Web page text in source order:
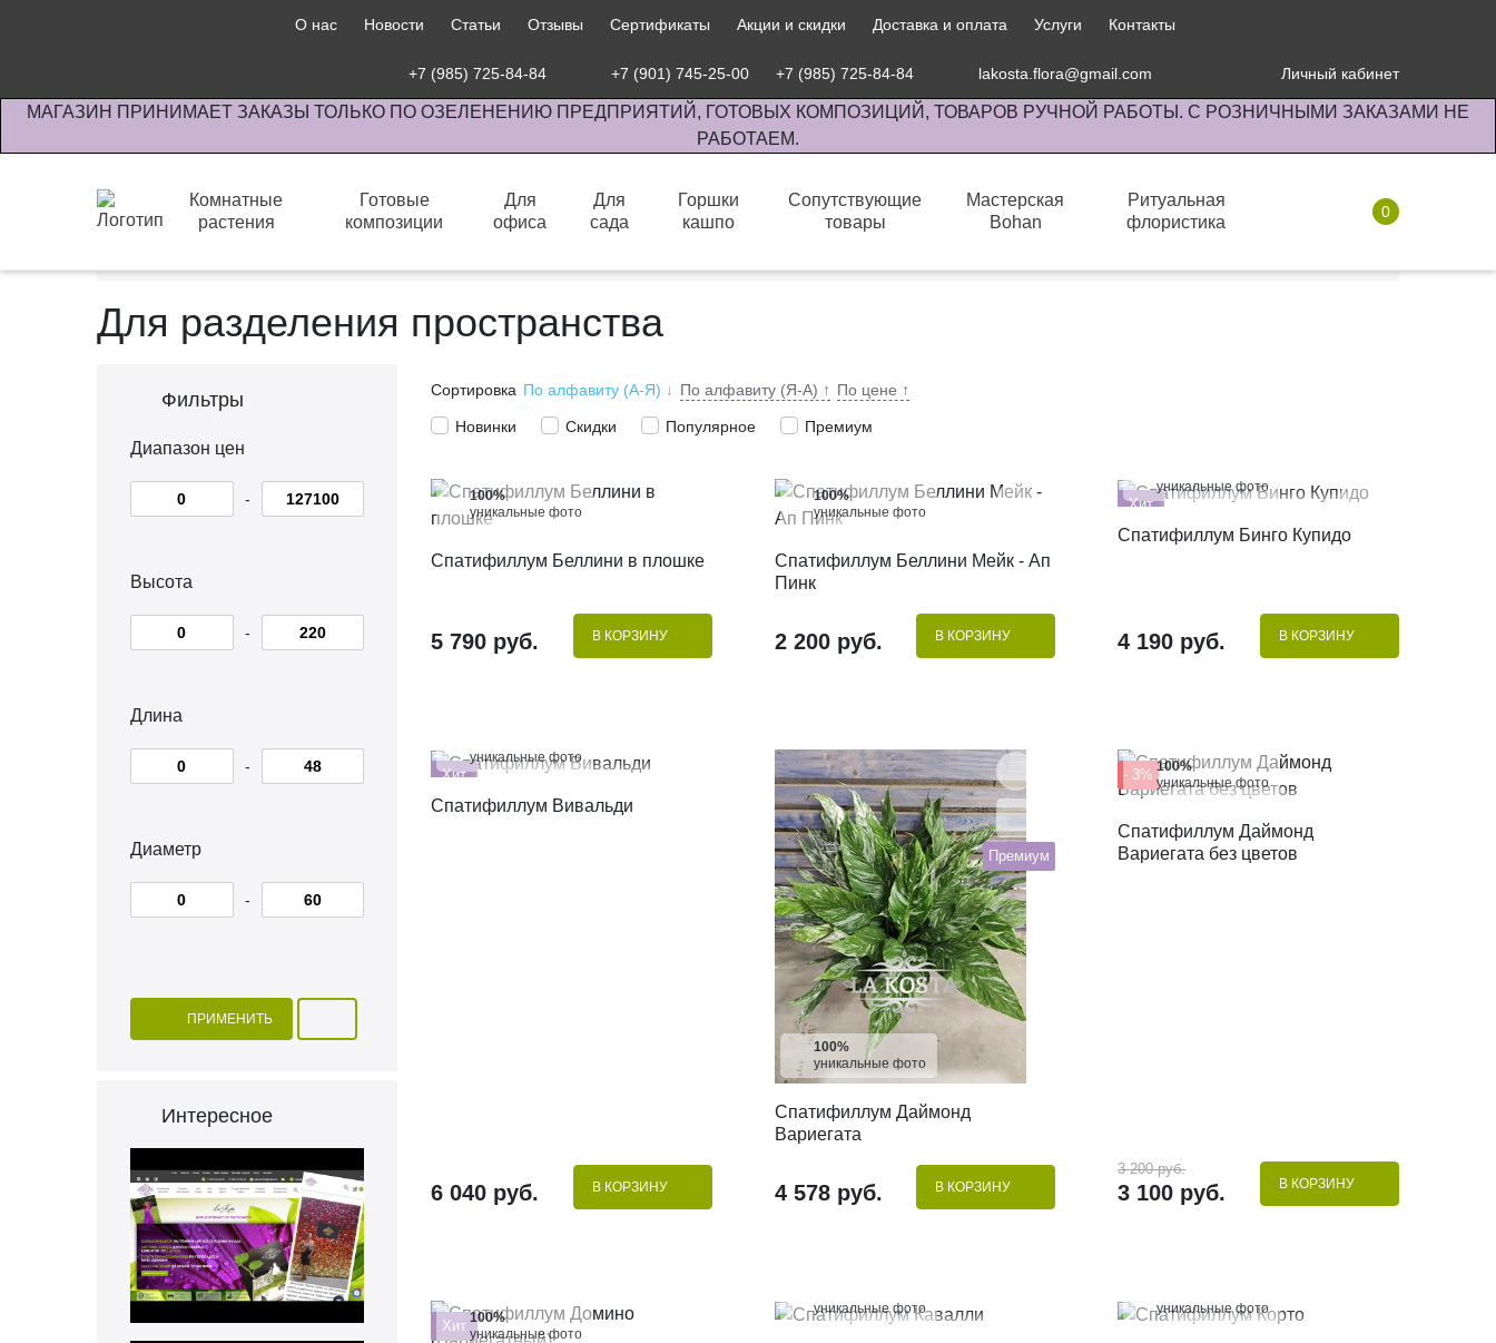
О нас Новости Статьи Отзывы Сертификаты Акции и скидки Доставка и оплата Услуги Контакты
+7 (985) 725-84-84 +7 (901) 745-25-00 +7 (985) 725-84-84 lakosta.flora@gmail.com Личный кабинет
МАГАЗИН ПРИНИМАЕТ ЗАКАЗЫ ТОЛЬКО ПО ОЗЕЛЕНЕНИЮ ПРЕДПРИЯТИЙ, ГОТОВЫХ КОМПОЗИЦИЙ, ТОВАРОВ РУЧНОЙ РАБОТЫ. С РОЗНИЧНЫМИ ЗАКАЗАМИ НЕ
РАБОТАЕМ.
Комнатные
растения
Готовые
композиции
Для
офиса
Для
сада
Горшки
кашпо
Сопутствующие
товары
Мастерская
Bohan
Ритуальная
флористика
0
Для разделения пространства
Фильтры
Диапазон цен
-
Высота
-
Длина
-
Диаметр
-
ПРИМЕНИТЬ
Интересное
Сортировка По алфавиту (А-Я) ↓ По алфавиту (Я-А) ↑ По цене ↑
Новинки Скидки Популярное Премиум
100%
уникальные фото
КУПИТЬ В 1 КЛИК
Спатифиллум Беллини в плошке
5 790 руб. В КОРЗИНУ
100%
уникальные фото
КУПИТЬ В 1 КЛИК
Спатифиллум Беллини Мейк - Ап
Пинк
2 200 руб. В КОРЗИНУ
Хит
уникальные фото
Спатифиллум Бинго Купидо
4 190 руб. В КОРЗИНУ
Хит
уникальные фото
Спатифиллум Вивальди
6 040 руб. В КОРЗИНУ
Премиум
100%
уникальные фото
КУПИТЬ В 1 КЛИК
Спатифиллум Даймонд
Вариегата
4 578 руб. В КОРЗИНУ
- 3% 100%
уникальные фото
КУПИТЬ В 1 КЛИК
Спатифиллум Даймонд
Вариегата без цветов
3 200 руб.
3 100 руб. В КОРЗИНУ
Хит 100%
уникальные фото
уникальные фото
уникальные фото